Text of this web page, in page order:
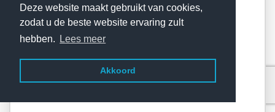
Deze website maakt gebruikt van cookies,
zodat u de beste website ervaring zult
hebben.
Lees meer
Akkoord
In 1652 verkocht Jasper van Lynden ‘sekere
ende alle plantagien streckende van de oude
tot de nieuwe weteringe toe’ […]